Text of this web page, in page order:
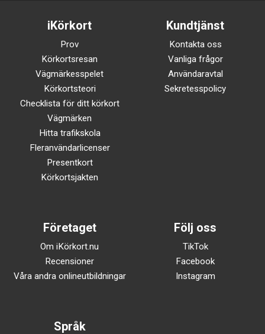
iKörkort
Prov
Körkortsresan
Vägmärkesspelet
Körkortsteori
Checklista för ditt körkort
Vägmärken
Hitta trafikskola
Fleranvändarlicenser
Presentkort
Körkortsjakten
Kundtjänst
Kontakta oss
Vanliga frågor
Användaravtal
Sekretesspolicy
Företaget
Om iKörkort.nu
Recensioner
Våra andra onlineutbildningar
Följ oss
TikTok
Facebook
Instagram
Språk